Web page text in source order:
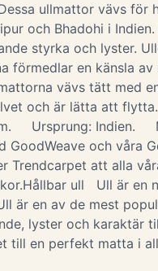
ullmattor vävs för
och Bhadohi i
styrka och lyster.
en känsla av
vävs tätt med
och är lätta att
Ursprung: Indien.
och våra
Trendcarpet att alla
ull Ull är en
är en av de mest
lyster och karaktär
till en perfekt matta i